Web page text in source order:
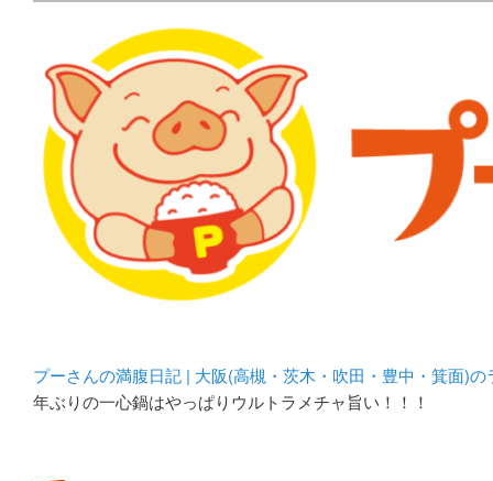
プーさんの満腹日記 |
豊中・箕面)のランチ＆
化してます。
プーさんの満腹日記 | 大阪(高槻・茨木・吹田・豊中・箕面)
年ぶりの一心鍋はやっぱりウルトラメチャ旨い！！！